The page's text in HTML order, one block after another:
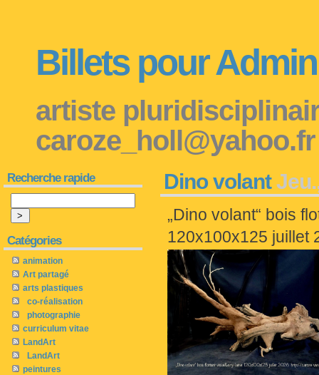
Billets pour
artiste
Dino volant
„Dino volant“ bois
120x100x125 juillet
Recherche rapide
Catégories
animation
Art partagé
arts plastiques
co-réalisation
photographie
curriculum vitae
LandArt
LandArt
peintures